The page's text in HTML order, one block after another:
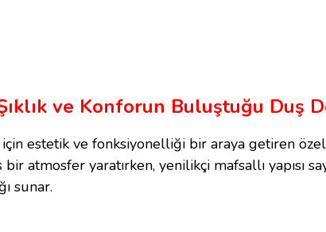
ve Konforun Buluştuğu Duş
estetik ve fonksiyonelliği bir araya getiren
atmosfer yaratırken, yenilikçi mafsallı yapısı
sunar.